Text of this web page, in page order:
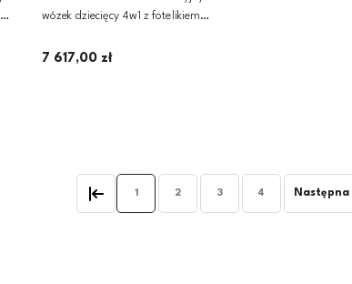
wózek dziecięcy 4w1 z fotelikiem
360 PRO | Twillic Green
7 617,00 zł
1 2 3 4